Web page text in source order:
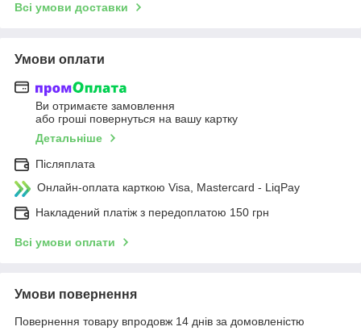
Всі умови доставки
Умови оплати
Ви отримаєте замовлення
або гроші повернуться на вашу картку
Детальніше
Післяплата
Онлайн-оплата карткою Visa, Mastercard - LiqPay
Накладений платіж з передоплатою 150 грн
Всі умови оплати
Умови повернення
Повернення товару впродовж 14 днів за домовленістю